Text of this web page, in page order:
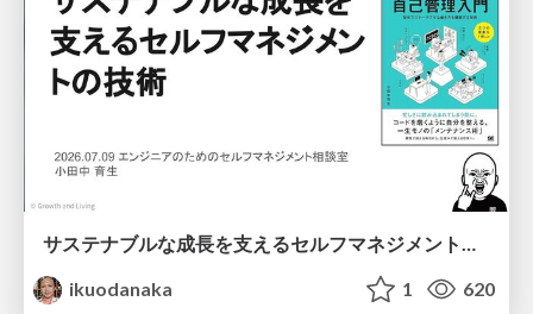
サステナブルな成長を支えるセルフマネジメントの技術/Self Management skill for growth
ikuodanaka
1 620